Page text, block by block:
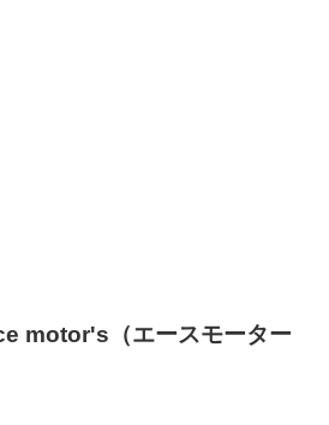
motor's（エースモーター